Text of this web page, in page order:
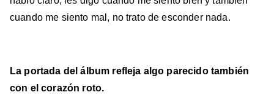
cuando me siento mal, no trato de esconder nada.
La portada del álbum refleja algo parecido también
con el corazón roto.